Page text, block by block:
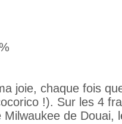
joie, chaque fois
!). Sur les 4
de Douai,